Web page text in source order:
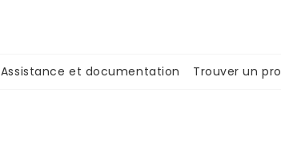
Assistance et documentation Trouver un pro